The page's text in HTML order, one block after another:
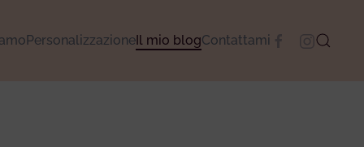
PersonalizzazioneIl mio blogContattami